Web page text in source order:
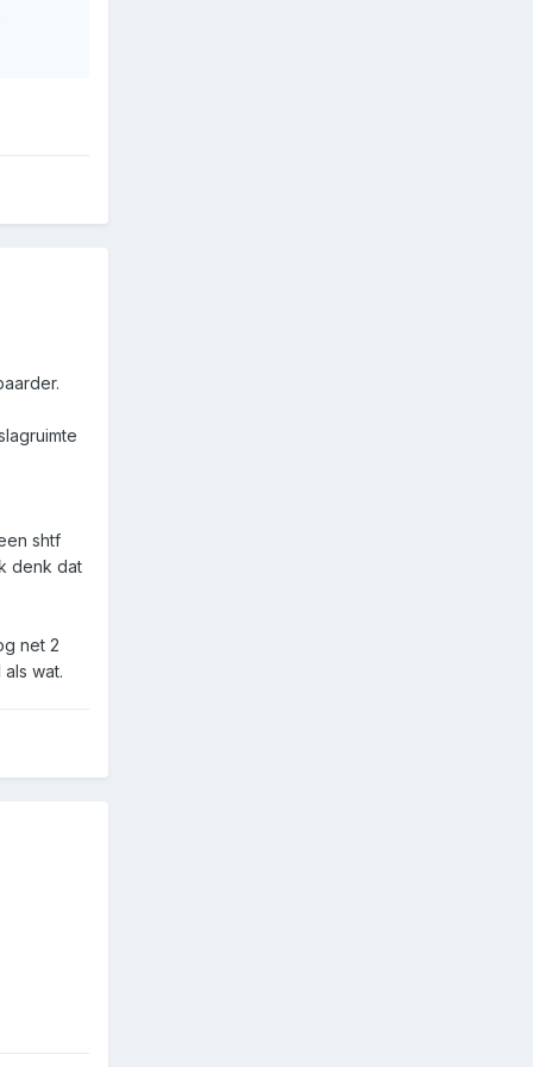
shtf
denk dat
net 2
wat.